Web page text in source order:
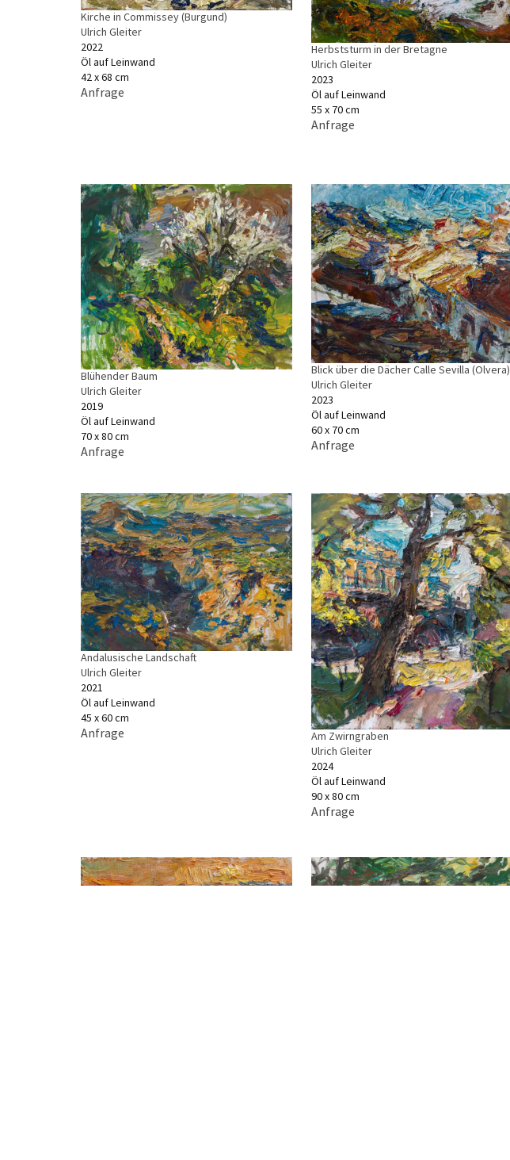
Kirche in Commissey (Burgund)
Ulrich Gleiter
2022
Öl auf Leinwand
42 x 68 cm
Anfrage
Herbststurm in der Bretagne
Ulrich Gleiter
2023
Öl auf Leinwand
55 x 70 cm
Anfrage
Blühender Baum
Ulrich Gleiter
2019
Öl auf Leinwand
70 x 80 cm
Anfrage
Blick über die Dächer Calle Sevilla (Olvera)
Ulrich Gleiter
2023
Öl auf Leinwand
60 x 70 cm
Anfrage
Andalusische Landschaft
Ulrich Gleiter
2021
Öl auf Leinwand
45 x 60 cm
Anfrage
Am Zwirngraben
Ulrich Gleiter
2024
Öl auf Leinwand
90 x 80 cm
Anfrage